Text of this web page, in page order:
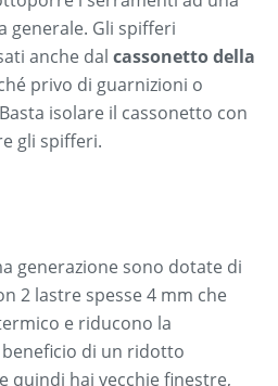
generale. Gli spifferi
anche dal cassonetto della
privo di guarnizioni o
isolare il cassonetto con
gli spifferi.
generazione sono dotate di
2 lastre spesse 4 mm che
e riducono la
di un ridotto
quindi hai vecchie finestre,